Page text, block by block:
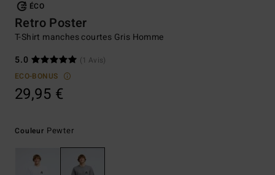
ÉCO
Retro Poster
T-Shirt manches courtes Gris Homme
5.0
(1 Avis)
ECO-BONUS
29,95 €
Couleur Pewter